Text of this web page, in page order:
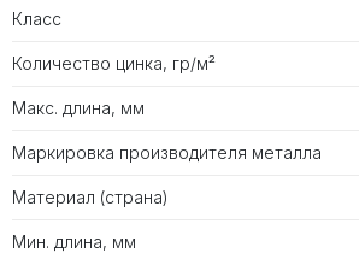
Класс
Количество цинка, гр/м²
Макс. длина, мм
Маркировка производителя металла
Материал (страна)
Мин. длина, мм